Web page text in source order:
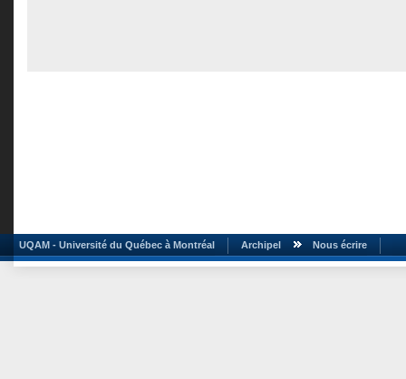
UQAM - Université du Québec à Montréal Archipel Nous écrire